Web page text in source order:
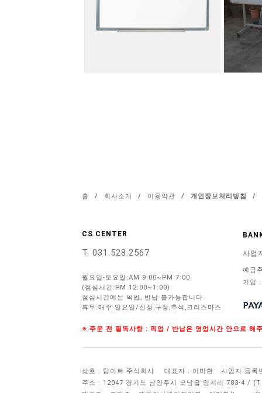
홈 / 회사소개 / 이용약관 / 개인정보처리방침 /
CS CENTER
T. 031.528.2567
월요일-토요일:AM 9:00~PM 7:00
(점심시간:PM 12:00~1:00)
점심시간에는 픽업, 반납 불가능합니다.
휴무:매주 일요일/신정,구정,추석,크리스마스
사업
예금
기업
※ 주문 전 필독사항 : 픽업 / 반납은 영업시간 안으로 해
상호 : 탑아트 주식회사 대표자 : 이미환
사업자 등록
주소 : 12047 경기도 남양주시 오남읍 양지리 783-4 /